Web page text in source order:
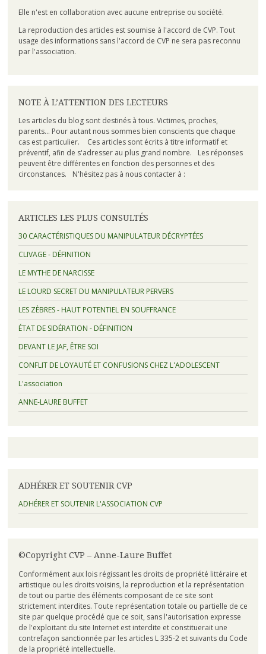
Elle n'est en collaboration avec aucune entreprise ou société.
La reproduction des articles est soumise à l'accord de CVP. Tout
usage des informations sans l'accord de CVP ne sera pas reconnu
par l'association.
NOTE À L’ATTENTION DES LECTEURS
Les articles du blog sont destinés à tous. Victimes, proches,
parents... Pour autant nous sommes bien conscients que chaque
cas est particulier. Ces articles sont écrits à titre informatif et
préventif, afin de s'adresser au plus grand nombre. Les réponses
peuvent être différentes en fonction des personnes et des
circonstances. N'hésitez pas à nous contacter à :
ARTICLES LES PLUS CONSULTÉS
30 CARACTÉRISTIQUES DU MANIPULATEUR DÉCRYPTÉES
CLIVAGE - DÉFINITION
LE MYTHE DE NARCISSE
LE LOURD SECRET DU MANIPULATEUR PERVERS
LES ZÈBRES - HAUT POTENTIEL EN SOUFFRANCE
ÉTAT DE SIDÉRATION - DÉFINITION
DEVANT LE JAF, ÊTRE SOI
CONFLIT DE LOYAUTÉ ET CONFUSIONS CHEZ L'ADOLESCENT
L'association
ANNE-LAURE BUFFET
ADHÉRER ET SOUTENIR CVP
ADHÉRER ET SOUTENIR L'ASSOCIATION CVP
©Copyright CVP – Anne-Laure Buffet
Conformément aux lois régissant les droits de propriété littéraire et
artistique ou les droits voisins, la reproduction et la représentation
de tout ou partie des éléments composant de ce site sont
strictement interdites. Toute représentation totale ou partielle de ce
site par quelque procédé que ce soit, sans l'autorisation expresse
de l'exploitant du site Internet est interdite et constituerait une
contrefaçon sanctionnée par les articles L 335-2 et suivants du Code
de la propriété intellectuelle.